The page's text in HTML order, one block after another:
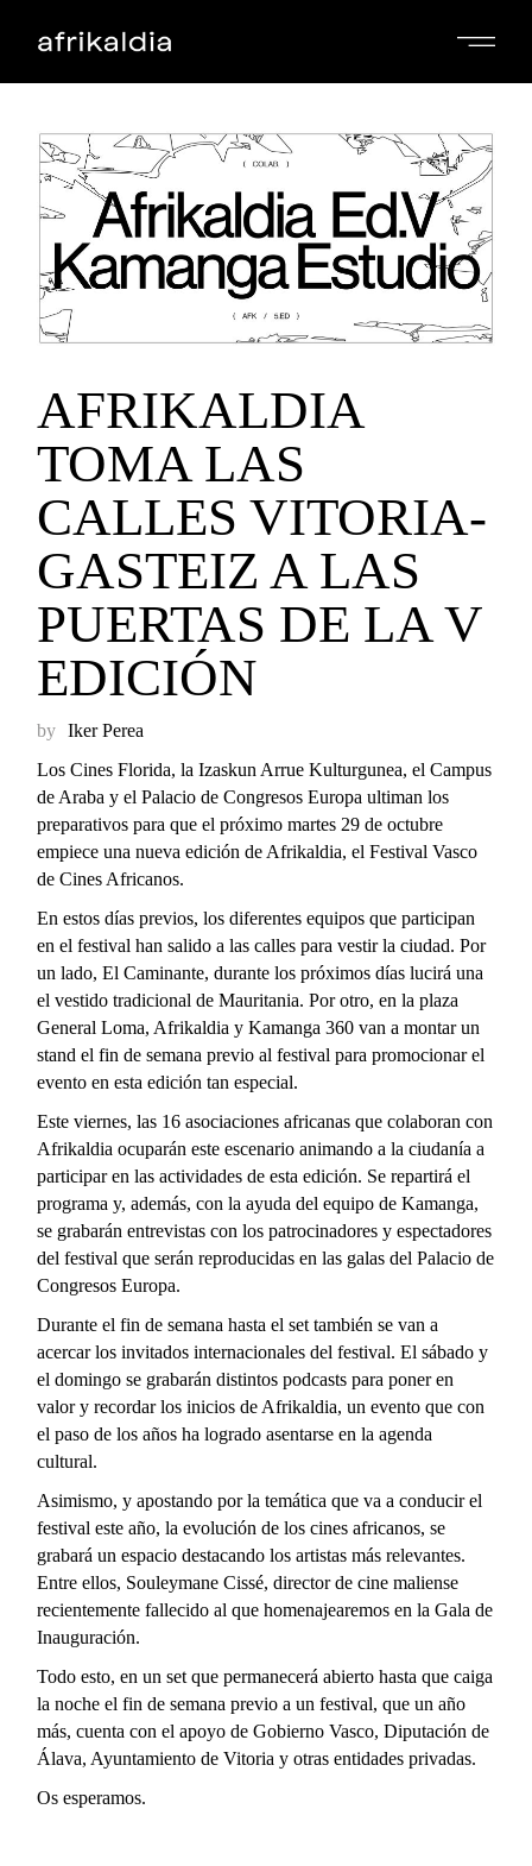
AFRIKALDIA
TOMA LAS
CALLES VITORIA-
GASTEIZ A LAS
PUERTAS DE LA V
EDICIÓN
by
Iker Perea
Los Cines Florida, la Izaskun Arrue Kulturgunea, el Campus
de Araba y el Palacio de Congresos Europa ultiman los
preparativos para que el próximo martes 29 de octubre
empiece una nueva edición de Afrikaldia, el Festival Vasco
de Cines Africanos.
En estos días previos, los diferentes equipos que participan
en el festival han salido a las calles para vestir la ciudad. Por
un lado, El Caminante, durante los próximos días lucirá una
el vestido tradicional de Mauritania. Por otro, en la plaza
General Loma, Afrikaldia y Kamanga 360 van a montar un
stand el fin de semana previo al festival para promocionar el
evento en esta edición tan especial.
Este viernes, las 16 asociaciones africanas que colaboran con
Afrikaldia ocuparán este escenario animando a la ciudanía a
participar en las actividades de esta edición. Se repartirá el
programa y, además, con la ayuda del equipo de Kamanga,
se grabarán entrevistas con los patrocinadores y espectadores
del festival que serán reproducidas en las galas del Palacio de
Congresos Europa.
Durante el fin de semana hasta el set también se van a
acercar los invitados internacionales del festival. El sábado y
el domingo se grabarán distintos podcasts para poner en
valor y recordar los inicios de Afrikaldia, un evento que con
el paso de los años ha logrado asentarse en la agenda
cultural.
Asimismo, y apostando por la temática que va a conducir el
festival este año, la evolución de los cines africanos, se
grabará un espacio destacando los artistas más relevantes.
Entre ellos, Souleymane Cissé, director de cine maliense
recientemente fallecido al que homenajearemos en la Gala de
Inauguración.
Todo esto, en un set que permanecerá abierto hasta que caiga
la noche el fin de semana previo a un festival, que un año
más, cuenta con el apoyo de Gobierno Vasco, Diputación de
Álava, Ayuntamiento de Vitoria y otras entidades privadas.
Os esperamos.